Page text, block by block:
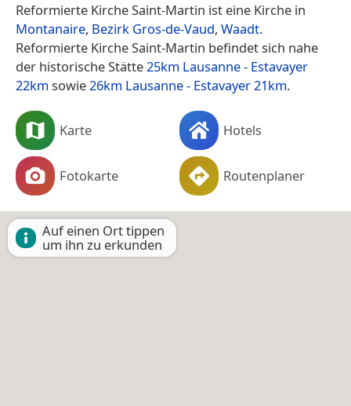
Reformierte Kirche Saint-Martin ist eine Kirche in
Montanaire, Bezirk Gros-de-Vaud, Waadt.
Reformierte Kirche Saint-Martin befindet sich nahe
der historische Stätte25km Lausanne - Estavayer
22km sowie26km Lausanne - Estavayer 21km.
Karte Hotels
Fotokarte Routenplaner
Auf einen Ort tippen
um ihn zu erkunden